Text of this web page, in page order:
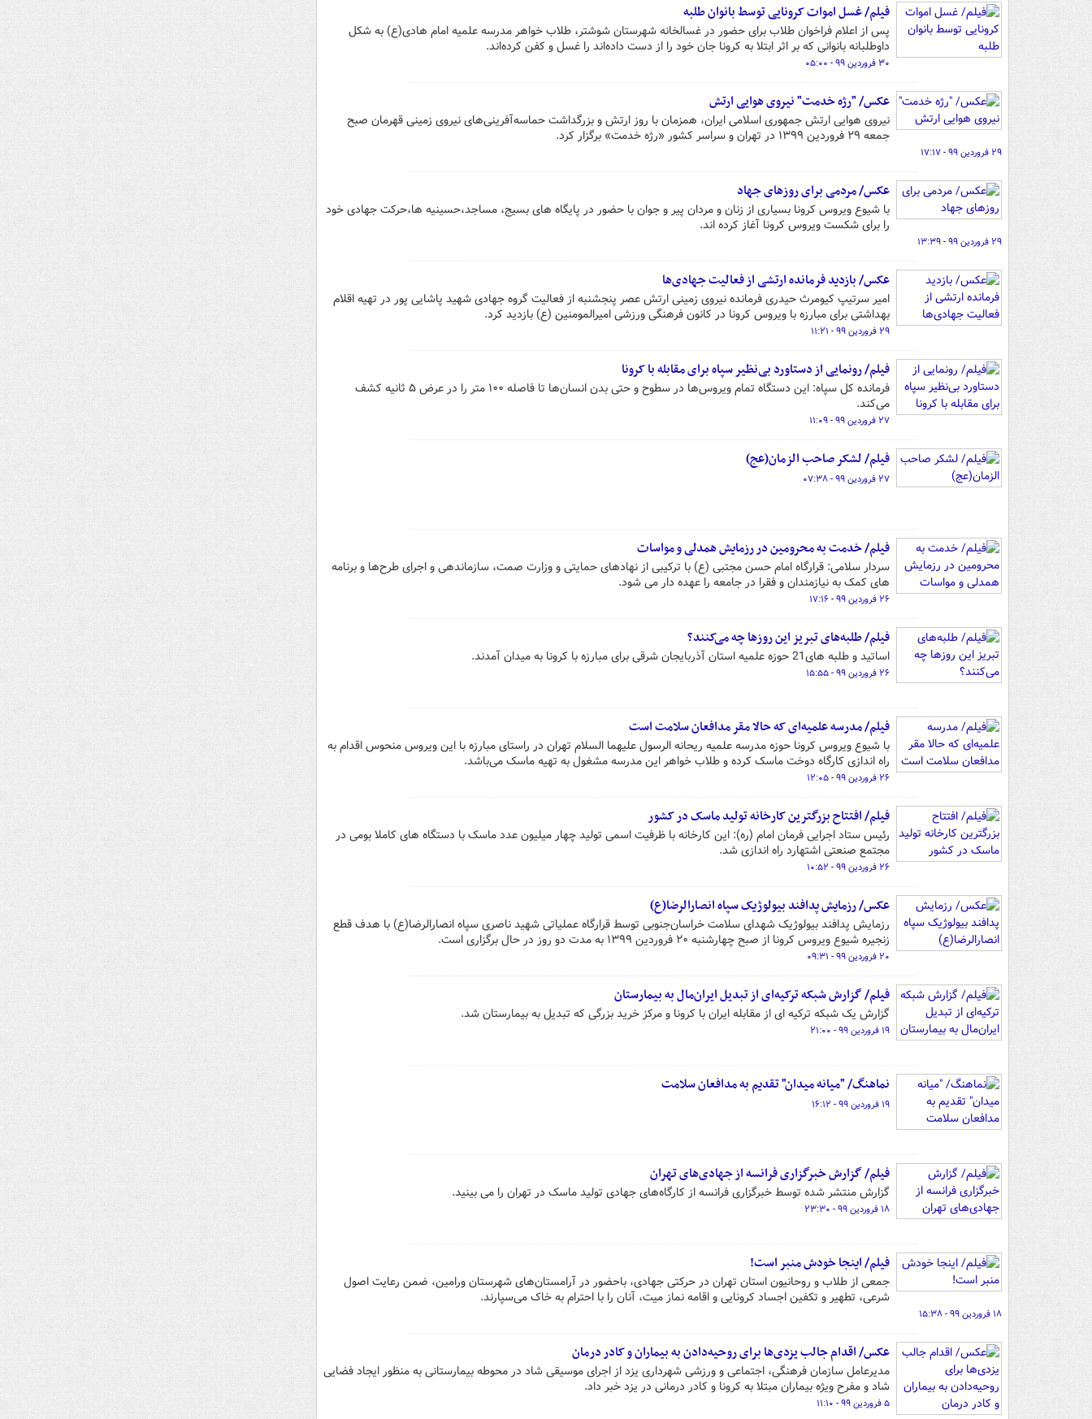
فیلم/ غسل اموات کرونایی توسط بانوان طلبه
پس از اعلام فراخوان طلاب برای حضور در غسالخانه شهرستان شوشتر، طلاب خواهر مدرسه علمیه امام هادی(ع) به شکل
داوطلبانه بانوانی که بر اثر ابتلا به کرونا جان خود را از دست داده‌اند را غسل و کفن کرده‌اند.
۳۰ فروردین ۹۹ - ۰۵:۰۰
عکس/ "رژه خدمت" نیروی هوایی ارتش
نیروی هوایی ارتش جمهوری اسلامی ایران، همزمان با روز ارتش و بزرگداشت حماسه‌آفرینی‌های نیروی زمینی قهرمان صبح
جمعه ۲۹ فروردین ۱۳۹۹ در تهران و سراسر کشور «رژه خدمت» برگزار کرد.
۲۹ فروردین ۹۹ - ۱۷:۱۷
عکس/ مردمی برای روزهای جهاد
با شیوع ویروس کرونا بسیاری از زنان و مردان پیر و جوان با حضور در پایگاه های بسیج، مساجد،حسینیه ها،حرکت جهادی خود
را برای شکست ویروس کرونا آغاز کرده اند.
۲۹ فروردین ۹۹ - ۱۳:۳۹
عکس/ بازدید فرمانده ارتشی از فعالیت جهادی‌ها
امیر سرتیپ کیومرث حیدری فرمانده نیروی زمینی ارتش عصر پنجشنبه از فعالیت گروه جهادی شهید پاشایی پور در تهیه اقلام
بهداشتی برای مبارزه با ویروس کرونا در کانون فرهنگی ورزشی امیرالمومنین (ع) بازدید کرد.
۲۹ فروردین ۹۹ - ۱۱:۲۱
فیلم/ رونمایی از دستاورد بی‌نظیر سپاه برای مقابله با کرونا
فرمانده کل سپاه: این دستگاه تمام ویروس‌ها در سطوح و حتی بدن انسان‌ها تا فاصله ۱۰۰ متر را در عرض ۵ ثانیه کشف
می‌کند.
۲۷ فروردین ۹۹ - ۱۱:۰۹
فیلم/ لشکر صاحب الزمان(عج)
۲۷ فروردین ۹۹ - ۰۷:۳۸
فیلم/ خدمت به محرومین در رزمایش همدلی و مواسات
سردار سلامی: قرارگاه امام حسن مجتبی (ع) با ترکیبی از نهادهای حمایتی و وزارت صمت، سازماندهی و اجرای طرح‌ها و برنامه
های کمک به نیازمندان و فقرا در جامعه را عهده دار می شود.
۲۶ فروردین ۹۹ - ۱۷:۱۶
فیلم/ طلبه‌های تبریز این روزها چه می‌کنند؟
اساتید و طلبه های21 حوزه علمیه استان آذربایجان شرقی برای مبارزه با کرونا به میدان آمدند.
۲۶ فروردین ۹۹ - ۱۵:۵۵
فیلم/ مدرسه علمیه‌ای که حالا مقر مدافعان سلامت است
با شیوع ویروس کرونا حوزه مدرسه علمیه ریحانه الرسول علیهما السلام تهران در راستای مبارزه با این ویروس منحوس اقدام به
راه اندازی کارگاه دوخت ماسک کرده و طلاب خواهر این مدرسه مشغول به تهیه ماسک می‌باشد.
۲۶ فروردین ۹۹ - ۱۲:۰۵
فیلم/ افتتاح بزرگترین کارخانه تولید ماسک در کشور
رئیس ستاد اجرایی فرمان امام (ره): این کارخانه با ظرفیت اسمی تولید چهار میلیون عدد ماسک با دستگاه های کاملا بومی در
مجتمع صنعتی اشتهارد راه اندازی شد.
۲۶ فروردین ۹۹ - ۱۰:۵۲
عکس/ رزمایش پدافند بیولوژیک سپاه انصارالرضا(ع)
رزمایش پدافند بیولوژیک شهدای سلامت خراسان‌جنوبی توسط قرارگاه عملیاتی شهید ناصری سپاه انصارالرضا(ع) با هدف قطع
زنجیره شیوع ویروس کرونا از صبح چهارشنبه ۲۰ فروردین ۱۳۹۹ به مدت دو روز در حال برگزاری است.
۲۰ فروردین ۹۹ - ۰۹:۳۱
فیلم/ گزارش شبکه ترکیه‌ای از تبدیل ایران‌مال به بیمارستان
گزارش یک شبکه ترکیه ای از مقابله ایران با کرونا و مرکز خرید بزرگی که تبدیل به بیمارستان شد.
۱۹ فروردین ۹۹ - ۲۱:۰۰
نماهنگ/ "میانه میدان" تقدیم به مدافعان سلامت
۱۹ فروردین ۹۹ - ۱۶:۱۲
فیلم/ گزارش خبرگزاری فرانسه از جهادی‌های تهران
گزارش منتشر شده توسط خبرگزاری فرانسه از کارگاه‌های جهادی تولید ماسک در تهران را می بینید.
۱۸ فروردین ۹۹ - ۲۳:۳۰
فیلم/ اینجا خودش منبر است!
جمعی از طلاب و روحانیون استان تهران در حرکتی جهادی، باحضور در آرامستان‌های شهرستان ورامین، ضمن رعایت اصول
شرعی، تطهیر و تکفین اجساد کرونایی و اقامه نماز میت، آنان را با احترام به خاک می‌سپارند.
۱۸ فروردین ۹۹ - ۱۵:۳۸
عکس/ اقدام جالب یزدی‌ها برای روحیه‌دادن به بیماران و کادر درمان
مدیرعامل سازمان فرهنگی، اجتماعی و ورزشی شهرداری یزد از اجرای موسیقی شاد در محوطه بیمارستانی به منظور ایجاد فضایی
شاد و مفرح ویژه بیماران مبتلا به کرونا و کادر درمانی در یزد خبر داد.
۵ فروردین ۹۹ - ۱۱:۱۰